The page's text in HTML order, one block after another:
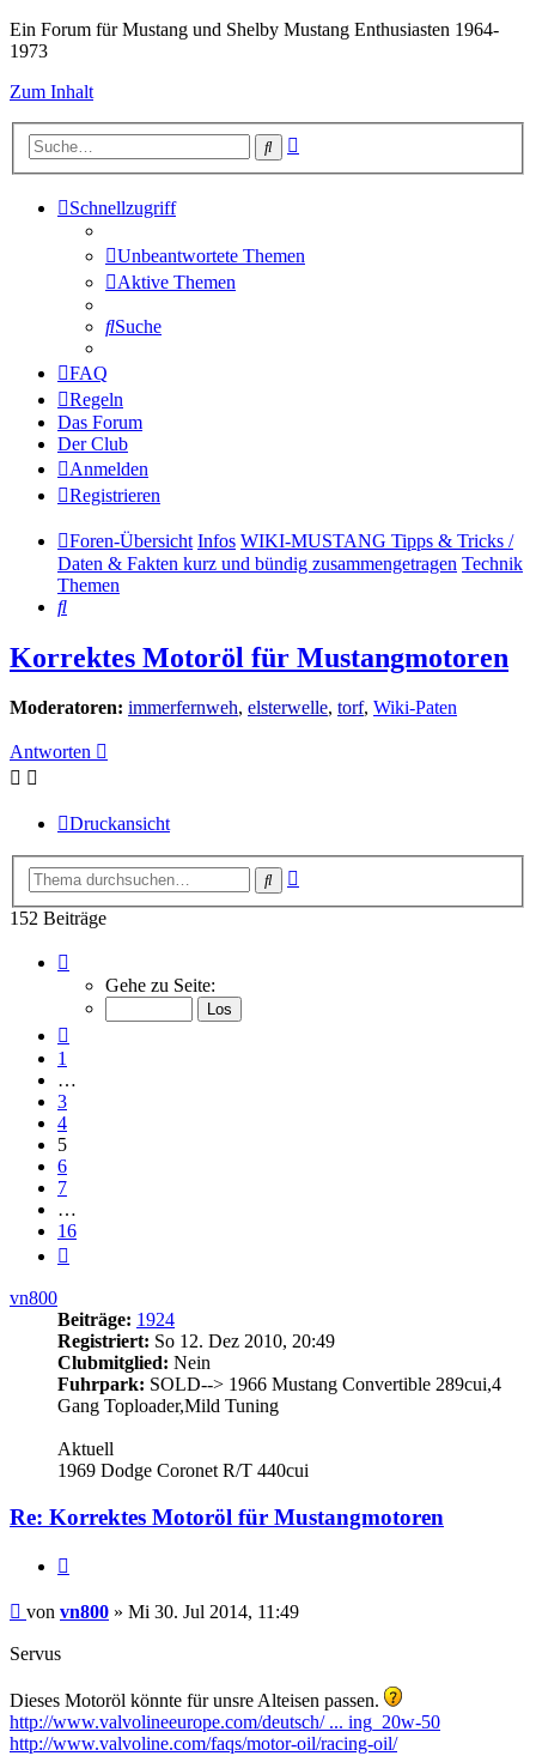
Ein Forum für Mustang und Shelby Mustang Enthusiasten 1964-
1973
Zum Inhalt
Suche
Schnellzugriff
Unbeantwortete Themen
Aktive Themen
Suche
FAQ
Regeln
Das Forum
Der Club
Anmelden
Registrieren
Foren-Übersicht Infos WIKI-MUSTANG Tipps & Tricks /
Daten & Fakten kurz und bündig zusammengetragen Technik
Themen
Suche
Korrektes Motoröl für Mustangmotoren
Moderatoren: immerfernweh, elsterwelle, torf, Wiki-Paten
Antworten
Druckansicht
Suche
152 Beiträge
von
Gehe zu Seite:
1
…
3
4
5
6
7
…
16
vn800
Beiträge: 1924
Registriert: So 12. Dez 2010, 20:49
Clubmitglied: Nein
Fuhrpark: SOLD--> 1966 Mustang Convertible 289cui,4
Gang Toploader,Mild Tuning
Aktuell
1969 Dodge Coronet R/T 440cui
Re: Korrektes Motoröl für Mustangmotoren
Beitrag
von vn800 » Mi 30. Jul 2014, 11:49
Servus
Dieses Motoröl könnte für unsre Alteisen passen.
http://www.valvolineeurope.com/deutsch/ ... ing_20w-50
http://www.valvoline.com/faqs/motor-oil/racing-oil/